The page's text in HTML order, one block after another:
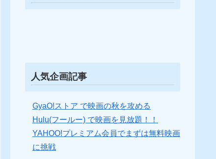
人気企画記事
GyaO!ストア で映画の秋を攻める
Hulu(フールー) で映画を見放題！！
YAHOO!プレミアム会員でまずは無料映画
に挑戦